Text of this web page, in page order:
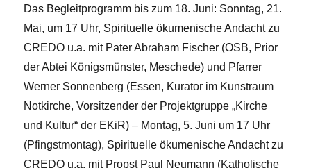
Das Begleitprogramm bis zum 18. Juni: Sonntag, 21.
Mai, um 17 Uhr, Spirituelle ökumenische Andacht zu
CREDO u.a. mit Pater Abraham Fischer (OSB, Prior
der Abtei Königsmünster, Meschede) und Pfarrer
Werner Sonnenberg (Essen, Kurator im Kunstraum
Notkirche, Vorsitzender der Projektgruppe „Kirche
und Kultur“ der EKiR) – Montag, 5. Juni um 17 Uhr
(Pfingstmontag), Spirituelle ökumenische Andacht zu
CREDO u.a. mit Propst Paul Neumann (Katholische